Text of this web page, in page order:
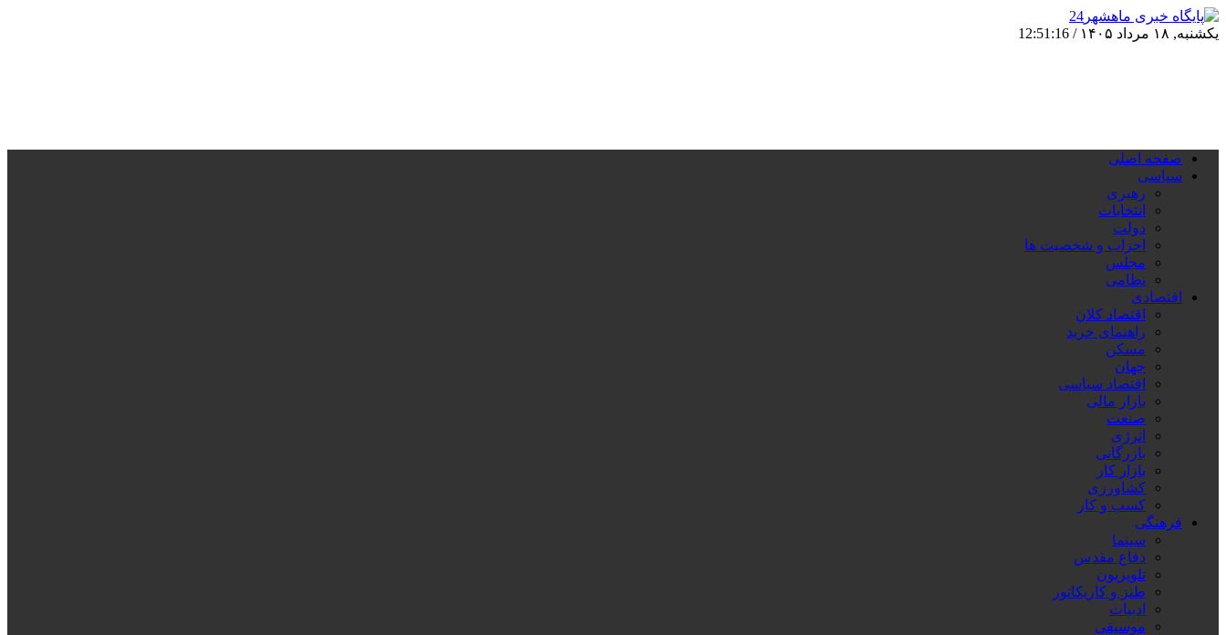
یکشنبه, ۱۸ مرداد ۱۴۰۵ / 12:51:17
صفحه اصلی
سیاسی
رهبری
انتخابات
دولت
احزاب و شخصیت ها
مجلس
نظامی
اقتصادی
اقتصاد کلان
راهنمای خرید
مسکن
جهان
اقتصاد سیاسی
بازار مالی
صنعت
انرژی
بازرگانی
بازار کار
کشاورزی
کسب و کار
فرهنگی
سینما
دفاع مقدس
تلویزیون
طنز و کاریکاتور
ادبیات
موسیقی